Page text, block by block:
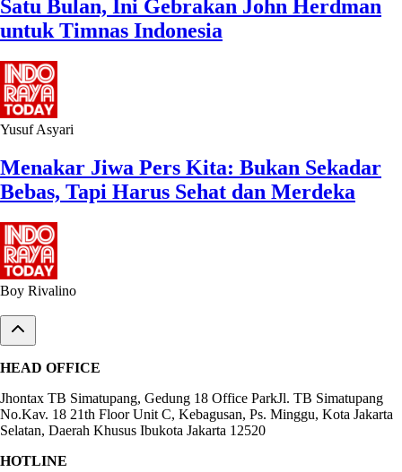
Boy Rivalino
HEAD OFFICE
Jhontax TB Simatupang, Gedung 18 Office ParkJl. TB Simatupang
No.Kav. 18 21th Floor Unit C, Kebagusan, Ps. Minggu, Kota Jakarta
Selatan, Daerah Khusus Ibukota Jakarta 12520
HOTLINE
+62877.8819.6867
Email:
redaksi@indorayatoday.com (Redaksi)
info@indorayatoday.com ( Marketing & Kerjasama )
Telusuri
Nasional
Politik
Ekonomi
Parlemen
Peristiwa